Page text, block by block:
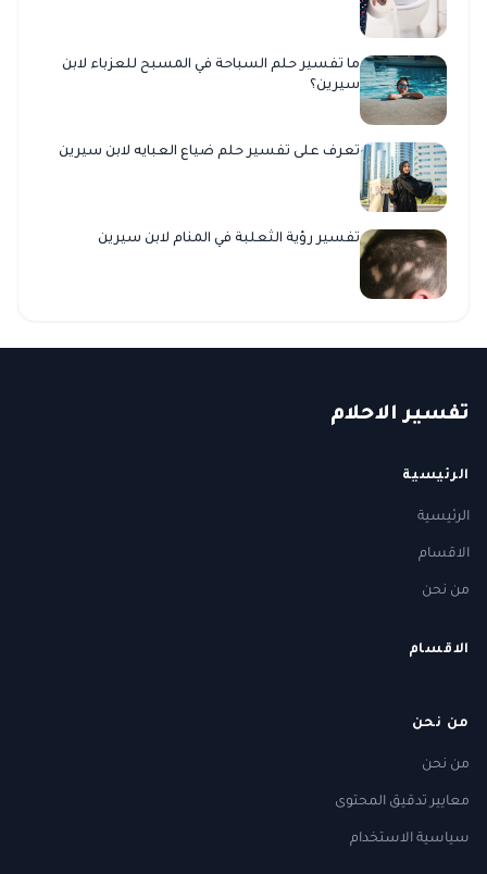
ما تفسير حلم السباحة في المسبح للعزباء لابن
سيرين؟
تعرف على تفسير حلم ضياع العبايه لابن سيرين
تفسير رؤية الثعلبة في المنام لابن سيرين
تفسير الاحلام
الرئيسية
الرئيسية
الاقسام
من نحن
الاقسام
من نحن
من نحن
معايير تدقيق المحتوى
سياسية الاستخدام